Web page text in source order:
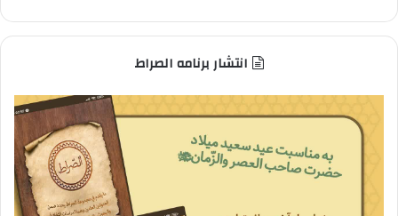
انتشار برنامه الصراط